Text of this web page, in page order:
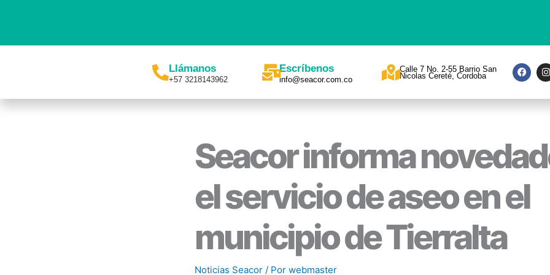
Llámanos
+57 3218143962
Escríbenos
info@seacor.com.co
Calle 7 No. 2-55 Barrio San
Nicolas Cereté, Cordoba
F
a
c
I
n
s
Seacor informa
el servicio de aseo en el
municipio de Tierralta
Noticias Seacor / Por webmaster